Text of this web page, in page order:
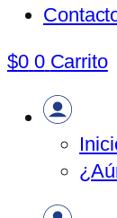
$0 0 Carrito